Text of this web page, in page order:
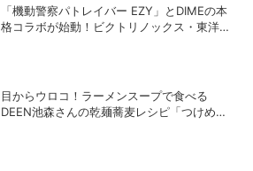
「機動警察パトレイバー EZY」とDIMEの本
格コラボが始動！ビクトリノックス・東洋ス
目からウロコ！ラーメンスープで食べる
DEEN池森さんの乾麺蕎麦レシピ「つけめん